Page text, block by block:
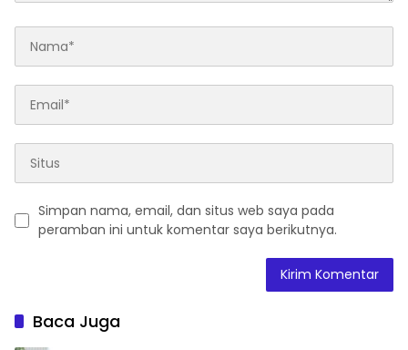
Simpan nama, email, dan situs web saya pada
peramban ini untuk komentar saya berikutnya.
Baca Juga